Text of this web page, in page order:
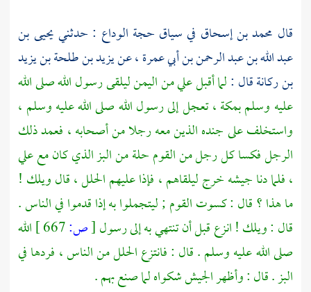
قال محمد بن إسحاق في سياق حجة الوداع : حدثنييحيى بن
عبد الله بن عبد الرحمن بن أبي عمرة، عنيزيد بن طلحة بن يزيد
بن ركانةقال :لما أقبل علي مناليمنليلقى رسول الله صلى الله
عليه وسلمبمكة ،تعجل إلى رسول الله صلى الله عليه وسلم ،
واستخلف على جنده الذين معه رجلا من أصحابه ، فعمد ذلك
الرجل فكسا كل رجل من القوم حلة من البز الذي كان مععلي
، فلما دنا جيشه خرج ليلقاهم ، فإذا عليهم الحلل ، قال ويلك !
ما هذا ؟ قال : كسوت القوم ; ليتجملوا به إذا قدموا في الناس .
قال : ويلك ! انزع قبل أن تنتهي به إلى رسول[ص:
الله
صلى الله عليه وسلم . قال : فانتزع الحلل من الناس ، فردها في
البز . قال : وأظهر الجيش شكواه لما صنع بهم .